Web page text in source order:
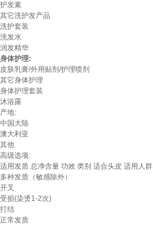
护发素
其它洗护发产品
洗护套装
洗发水
润发精华
身体护理:
皮肤乳膏/外用贴剂/护理喷剂
其它身体护理
身体护理套装
沐浴露
产地:
中国大陆
澳大利亚
其他
高级选项:
适用发质 总净含量 功效 类别 适合头皮 适用人群
多种发质（敏感除外）
开叉
受损(染烫1-2次)
打结
正常发质